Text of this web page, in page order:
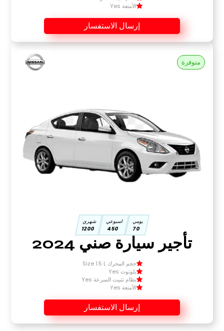
الأمتعة Yes
إرسال الاستفسار
متوفرة
يومي
70
اسبوعي
450
شهري
1200
تأجير سيارة صني 2024
حجم المحرك Size 1.5 L
بلوتوث Yes
نظام تثبيت السرعة Yes
الأمتعة Yes
إرسال الاستفسار